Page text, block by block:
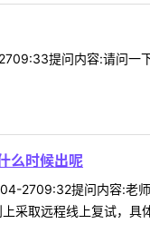
提问内容:请问一
么时候出呢
2709:32提问内容:老
采取远程线上复试，具